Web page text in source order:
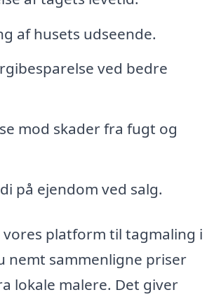
af husets udseende.
ved bedre
mod skader fra fugt og
på ejendom ved salg.
vores platform til tagmaling i
nemt sammenligne priser
lokale malere. Det giver